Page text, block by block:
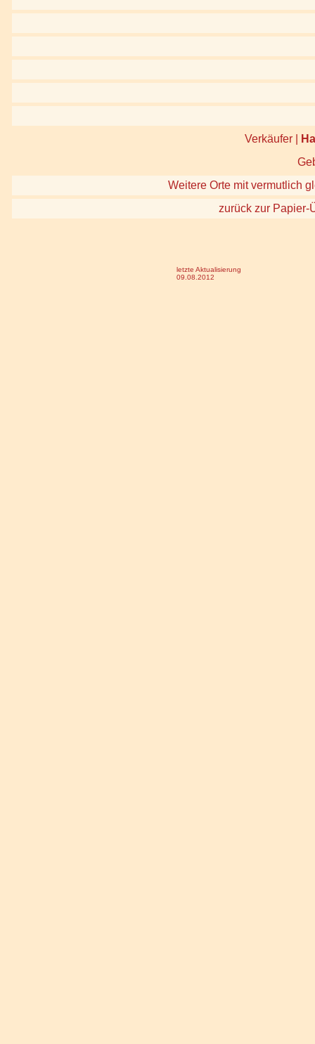
Verkäufer |
Weitere Orte mit vermutlich
zurück zur Papier-
letzte Aktualisierung
09.08.2012